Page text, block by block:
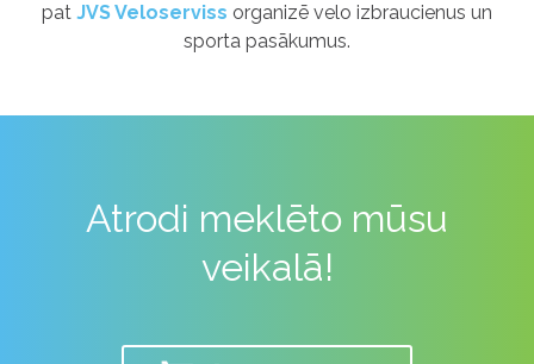
pat JVS Veloserviss organizē velo izbraucienus un
sporta pasākumus.
Atrodi meklēto mūsu
veikalā!